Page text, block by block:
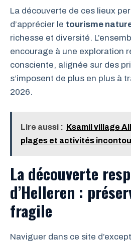
La découverte de ces lieux
d’apprécier le tourisme
richesse et diversité.
encourage à une exploration
consciente, alignée sur des
s’imposent de plus en plus à
2026.
Lire aussi : Ksamil village
plages et activités
La découverte
d’Helleren :
fragile
Naviguer dans ce site